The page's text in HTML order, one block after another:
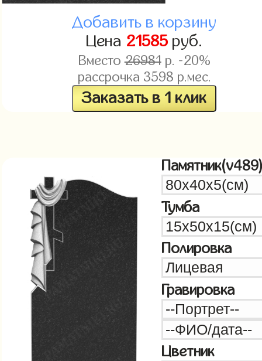
Добавить в корзину
Цена 21585руб.
Вместо26981р. -20%
рассрочка 3598 р.мес.
Заказать в 1 клик
Тумба
Полировка
Гравировка
Цветник